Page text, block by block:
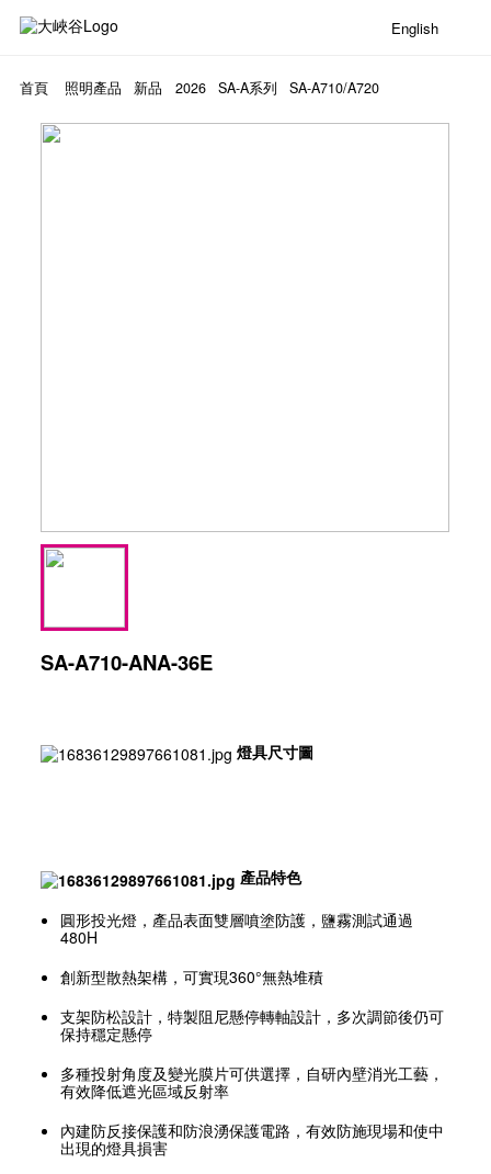
English
首頁 照明產品 新品 2026 SA-A系列 SA-A710/A720
SA-A710-ANA-36E
燈具尺寸圖
產品特色
圓形投光燈，產品表面雙層噴塗防護，鹽霧測試通過
480H
創新型散熱架構，可實現360°無熱堆積
支架防松設計，特製阻尼懸停轉軸設計，多次調節後仍可
保持穩定懸停
多種投射角度及變光膜片可供選擇，自研內壁消光工藝，
有效降低遮光區域反射率
內建防反接保護和防浪湧保護電路，有效防施現場和使中
出現的燈具損害